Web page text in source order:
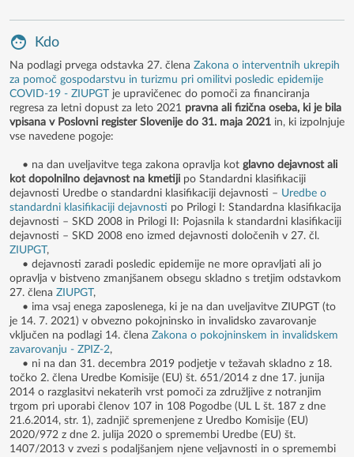
Kdo
Na podlagi prvega odstavka 27. člena Zakona o interventnih ukrepih
za pomoč gospodarstvu in turizmu pri omilitvi posledic epidemije
COVID-19 - ZIUPGT je upravičenec do pomoči za financiranja
regresa za letni dopust za leto 2021 pravna ali fizična oseba, ki je bila
vpisana v Poslovni register Slovenije do 31. maja 2021 in, ki izpolnjuje
vse navedene pogoje:
• na dan uveljavitve tega zakona opravlja kot glavno dejavnost ali
kot dopolnilno dejavnost na kmetiji po Standardni klasifikaciji
dejavnosti Uredbe o standardni klasifikaciji dejavnosti – Uredbe o
standardni klasifikaciji dejavnosti po Prilogi I: Standardna klasifikacija
dejavnosti – SKD 2008 in Prilogi II: Pojasnila k standardni klasifikaciji
dejavnosti – SKD 2008 eno izmed dejavnosti določenih v 27. čl.
ZIUPGT ,
• dejavnosti zaradi posledic epidemije ne more opravljati ali jo
opravlja v bistveno zmanjšanem obsegu skladno s tretjim odstavkom
27. člena ZIUPGT ,
• ima vsaj enega zaposlenega, ki je na dan uveljavitve ZIUPGT (to
je 14. 7. 2021) v obvezno pokojninsko in invalidsko zavarovanje
vključen na podlagi 14. člena Zakona o pokojninskem in invalidskem
zavarovanju - ZPIZ-2,
• ni na dan 31. decembra 2019 podjetje v težavah skladno z 18.
točko 2. člena Uredbe Komisije (EU) št. 651/2014 z dne 17. junija
2014 o razglasitvi nekaterih vrst pomoči za združljive z notranjim
trgom pri uporabi členov 107 in 108 Pogodbe (UL L št. 187 z dne
21.6.2014, str. 1), zadnjič spremenjene z Uredbo Komisije (EU)
2020/972 z dne 2. julija 2020 o spremembi Uredbe (EU) št.
1407/2013 v zvezi s podaljšanjem njene veljavnosti in o spremembi